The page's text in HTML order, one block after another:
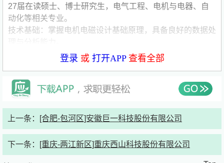
27届在读硕士、博士研究生，电气工程、电机与电器、自
动化等相关专业。
技术基础：掌握电机电磁设计基础原理，具备良好的数据处
加分项：熟练使用至少一种电磁仿真软件，有电机相关课
项目经验也可。
公司名称:安徽巨一科技股份有限公司
公司规模:1000-5000人
国家专精特新“小巨人”企业，是国内智能装备和新能源汽车
登录 或 打开APP查看全部
上一条： [合肥-包河区]安徽巨一科技股份有限公司
下一条： [重庆-两江新区]重庆西山科技股份有限公司